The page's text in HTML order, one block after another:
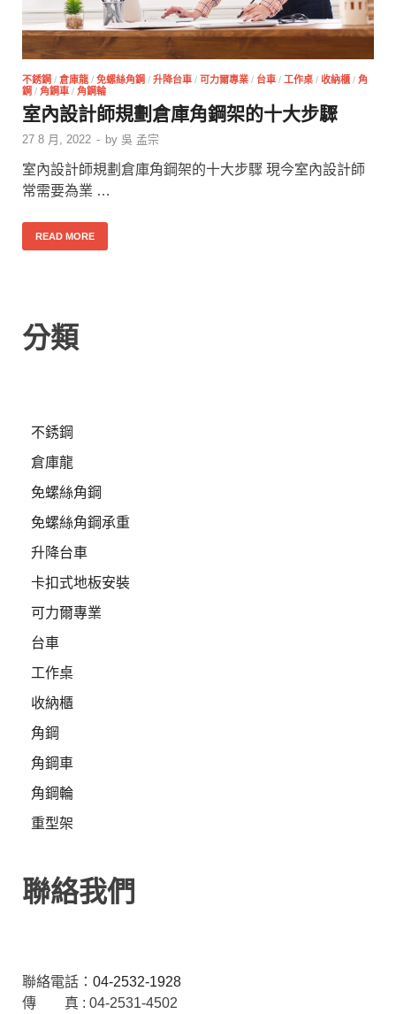
不銹鋼 / 倉庫龍 / 免螺絲角鋼 / 升降台車 / 可力爾專業 / 台車 / 工作桌 / 收納櫃 / 角
鋼 / 角鋼車 / 角鋼輪
室內設計師規劃倉庫角鋼架的十大步驟
27 8 月, 2022 - by 吳 孟宗
室內設計師規劃倉庫角鋼架的十大步驟 現今室內設計師
常需要為業 …
READ MORE
分類
不銹鋼
倉庫龍
免螺絲角鋼
免螺絲角鋼承重
升降台車
卡扣式地板安裝
可力爾專業
台車
工作桌
收納櫃
角鋼
角鋼車
角鋼輪
重型架
聯絡我們
聯絡電話： 04-2532-1928
傳 真 : 04-2531-4502